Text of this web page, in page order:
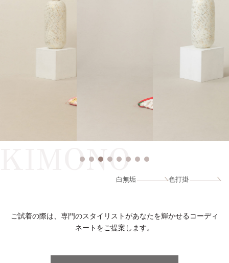
KIMONO
白無垢 色打掛
ご試着の際は、専門のスタイリストがあなたを輝かせるコーディ
ネートをご提案します。